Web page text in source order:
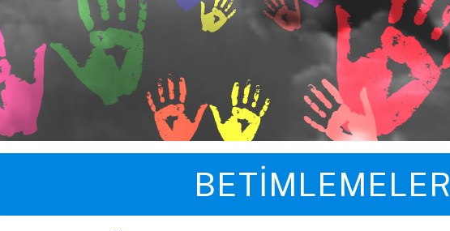
BETIMLEMELER